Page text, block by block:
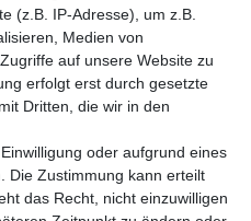
AGB
(z.B. IP-Adresse), um z.B.
Medien von
auf unsere Website zu
erfolgt erst durch gesetzte
Dritten, die wir in den
oder aufgrund eines
Die Zustimmung kann erteilt
das Recht, nicht einzuwilligen